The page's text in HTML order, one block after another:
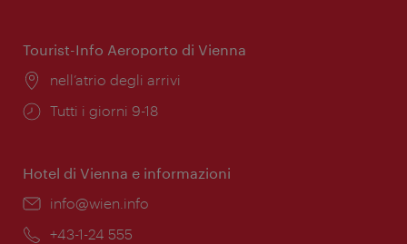
Tourist-Info Aeroporto di Vienna
Posizione:
nell’atrio degli arrivi
Orari
Tutti i giorni 9-18
Hotel di Vienna e informazioni
Email:
info@wien.info
Telefono:
+43-1-24 555